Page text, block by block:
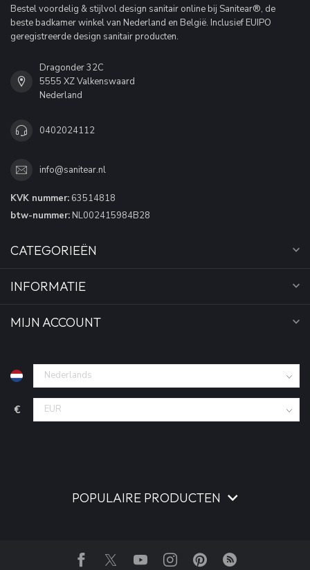
Bestel voordelig & stijlvol design sanitair online bij Sanitear®, de
beste badkamer winkel van Nederland en België. Inclusief EUIPO
geregistreerde design sanitair producten.
Dragonder 32C
5555 XZ Valkenswaard
Nederland
0402024112
info@sanitear.nl
KVK nummer: 63514818
btw-nummer: NL002415984B28
CATEGORIEËN
INFORMATIE
MIJN ACCOUNT
€
POPULAIRE PRODUCTEN